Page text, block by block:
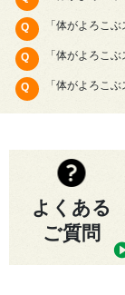
「体がよろこ
「体がよろこ
「体がよろこ
よくある
ご質問